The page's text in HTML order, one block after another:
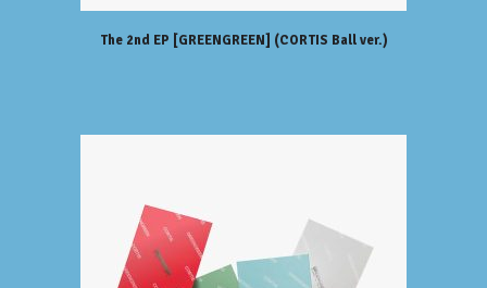
The 2nd EP [GREENGREEN] (CORTIS Ball ver.)